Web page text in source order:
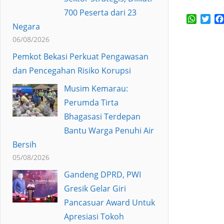
700 Peserta dari 23
Negara
06/08/2026
Pemkot Bekasi Perkuat Pengawasan
dan Pencegahan Risiko Korupsi
Musim Kemarau:
Perumda Tirta
Bhagasasi Terdepan
Bantu Warga Penuhi Air
Bersih
05/08/2026
Gandeng DPRD, PWI
Gresik Gelar Giri
Pancasuar Award Untuk
Apresiasi Tokoh